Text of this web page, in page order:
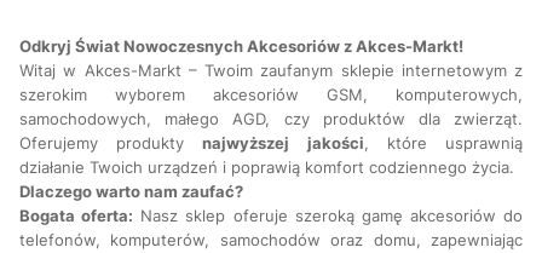
Odkryj Świat Nowoczesnych Akcesoriów z Akces-Markt!
Witaj w Akces-Markt – Twoim zaufanym sklepie internetowym z
szerokim wyborem akcesoriów GSM, komputerowych,
samochodowych, małego AGD, czy produktów dla zwierząt.
Oferujemy produkty najwyższej jakości, które usprawnią
działanie Twoich urządzeń i poprawią komfort codziennego życia.
Dlaczego warto nam zaufać?
Bogata oferta: Nasz sklep oferuje szeroką gamę akcesoriów do
telefonów, komputerów, samochodów oraz domu, zapewniając